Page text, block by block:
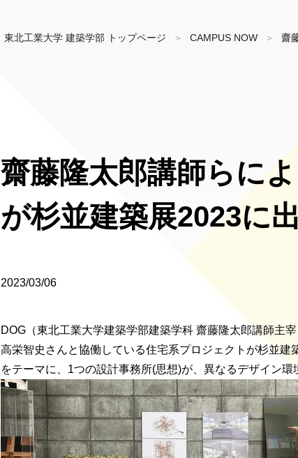
東北工業大学 建築学部 トップページ CAMPUS NOW
齋
齋藤隆太郎講師らに
が杉並建築展2023に
2023/03/06
DOG（東北工業大学建築学部建築学科 齋藤隆太郎講師主
高栄智史さんと協働している住宅系プロジェクトが杉並
をテーマに、1つの設計事務所(思想)が、異なるデザイン